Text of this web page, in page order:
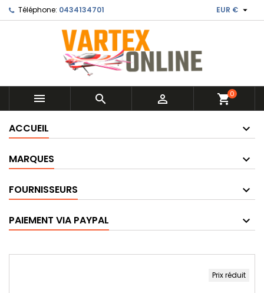
Téléphone: 0434134701 EUR € 
   shopping_cart0
ACCUEIL
MARQUES
FOURNISSEURS
PAIEMENT VIA PAYPAL
Prix réduit